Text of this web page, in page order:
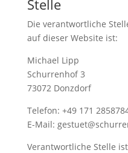
Stelle
Die verantwortliche
auf dieser Website ist:
Michael Lipp
Schurrenhof 3
73072 Donzdorf
Telefon: +49 171
E-Mail:
Verantwortliche Stelle